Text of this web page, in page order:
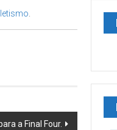
.
a Final Four.